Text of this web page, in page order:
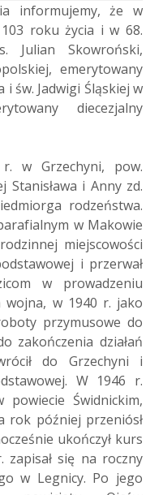
informujemy, że w
roku życia i w 68.
Julian Skowroński,
emerytowany
św. Jadwigi Śląskiej w
diecezjalny
w Grzechyni, pow.
Stanisława i Anny zd.
rodzeństwa.
w Makowie
miejscowości
i przerwał
w prowadzeniu
wojna, w 1940 r. jako
przymusowe do
zakończenia działań
do Grzechyni i
W 1946 r.
Świdnickim,
rok później przeniósł
ukończył kurs
zapisał się na roczny
w Legnicy. Po jego